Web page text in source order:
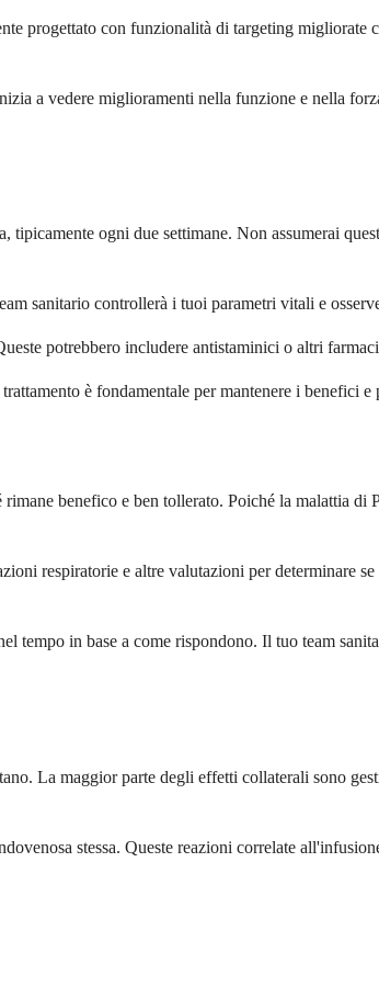
progettato con funzionalità di targeting
a vedere miglioramenti nella funzione e nella
ogni due settimane. Non assumerai
sanitario controllerà i tuoi parametri vitali e
potrebbero includere antistaminici o altri
è fondamentale per mantenere i benefici
benefico e ben tollerato. Poiché la malattia di
respiratorie e altre valutazioni per determinare
in base a come rispondono. Il tuo team
La maggior parte degli effetti collaterali sono
stessa. Queste reazioni correlate